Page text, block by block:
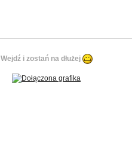
Wejdź i zostań na dłużej